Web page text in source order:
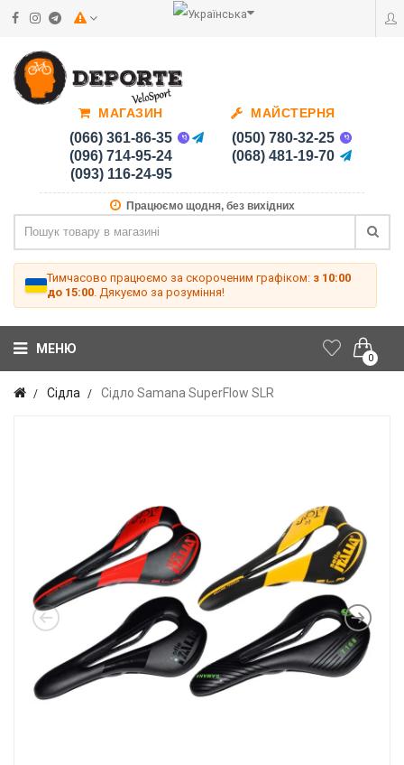
МАГАЗИН
(066) 361-86-35
(096) 714-95-24
(093) 116-24-95
МАЙСТЕРНЯ
(050) 780-32-25
(068) 481-19-70
Працюємо щодня, без вихідних
Тимчасово працюємо за скороченим графіком: з 10:00
до 15:00 . Дякуємо за розуміння!
0
МЕНЮ
Сідла Сідло Samana SuperFlow SLR